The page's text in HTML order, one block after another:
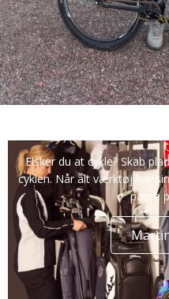
Elsker du at cykle? Skab
cyklen. Når alt værktøj har
passe